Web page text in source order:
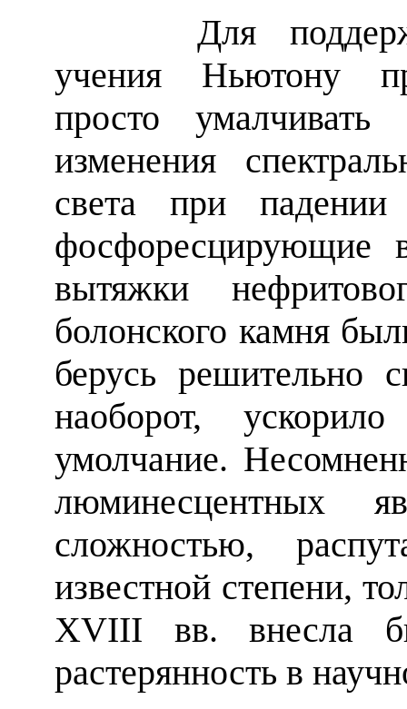
Для
учения Ньютону
просто
изменения
света при
фосфоресцирующие
вытяжки
болонского камня
берусь решительно
наоборот,
умолчание.
люминесцентных
сложностью,
известной степени,
XVIII вв. внесла
растерянность в